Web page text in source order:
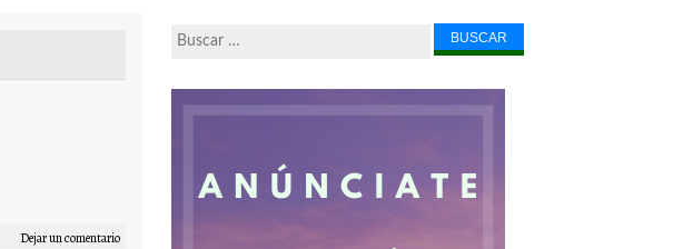
Dejar un comentario
Buscar...